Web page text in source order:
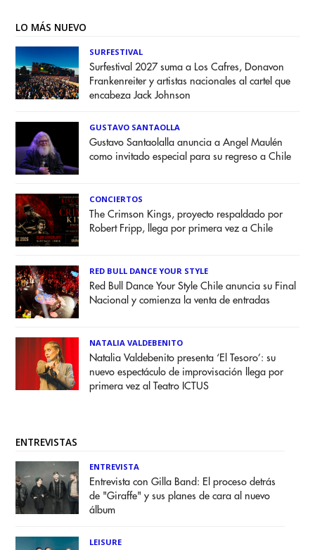
LO MÁS NUEVO
SURFESTIVAL
Surfestival 2027 suma a Los Cafres, Donavon
Frankenreiter y artistas nacionales al cartel que
encabeza Jack Johnson
GUSTAVO SANTAOLLA
Gustavo Santaolalla anuncia a Angel Maulén
como invitado especial para su regreso a Chile
CONCIERTOS
The Crimson Kings, proyecto respaldado por
Robert Fripp, llega por primera vez a Chile
RED BULL DANCE YOUR STYLE
Red Bull Dance Your Style Chile anuncia su Final
Nacional y comienza la venta de entradas
NATALIA VALDEBENITO
Natalia Valdebenito presenta ‘El Tesoro’: su
nuevo espectáculo de improvisación llega por
primera vez al Teatro ICTUS
ENTREVISTAS
ENTREVISTA
Entrevista con Gilla Band: El proceso detrás
de "Giraffe" y sus planes de cara al nuevo
álbum
LEISURE